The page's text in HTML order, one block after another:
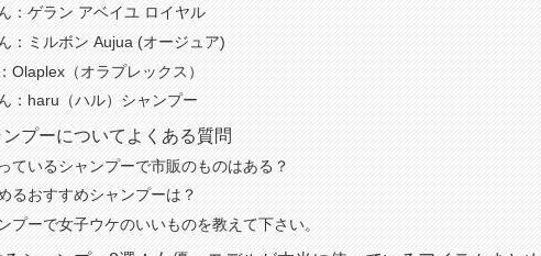
：ゲラン アベイユ ロイヤル
：ミルボン Aujua (オージュア)
Olaplex（オラプレックス）
：haru（ハル）シャンプー
プーについてよくある質問
ているシャンプーで市販のものはある？
るおすすめシャンプーは？
プーで女子ウケのいいものを教えて下さい。